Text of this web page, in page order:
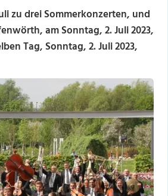
zu drei Sommerkonzerten, und
am Sonntag, 2. Juli 2023,
Tag, Sonntag, 2. Juli 2023,